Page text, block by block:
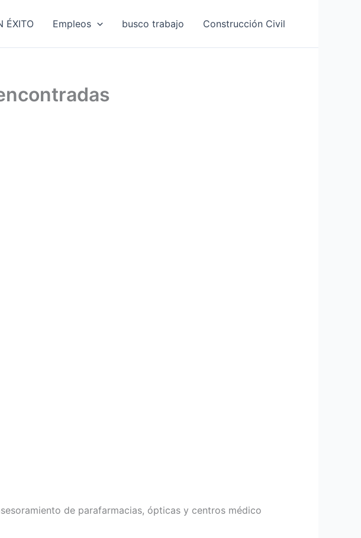
ÉXITO Empleos busco trabajo Construcción Civil
de parafarmacias, ópticas y centros médico